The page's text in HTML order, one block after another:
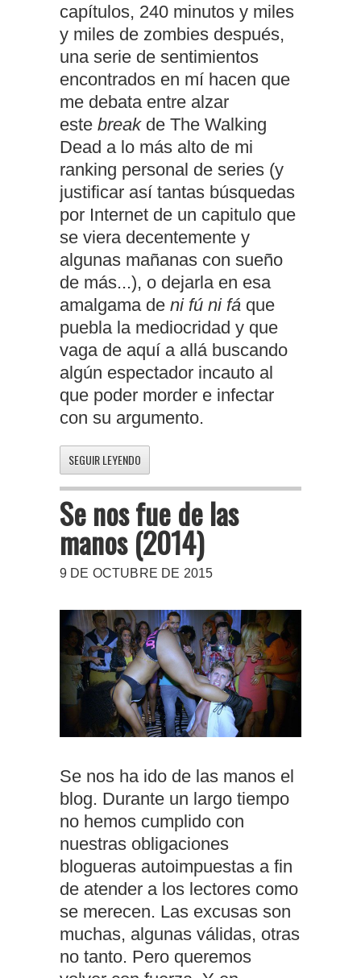
capítulos, 240 minutos y miles
y miles de zombies después,
una serie de sentimientos
encontrados en mí hacen que
me debata entre alzar
este breakde The Walking
Dead a lo más alto de mi
ranking personal de series (y
justificar así tantas búsquedas
por Internet de un capitulo que
se viera decentemente y
algunas mañanas con sueño
de más...), o dejarla en esa
amalgama de ni fú ni fá que
puebla la mediocridad y que
vaga de aquí a allá buscando
algún espectador incauto al
que poder morder e infectar
con su argumento.
SEGUIR LEYENDO
Se nos fue de las
manos (2014)
9 DE OCTUBRE DE 2015
Se nos ha ido de las manos el
blog. Durante un largo tiempo
no hemos cumplido con
nuestras obligaciones
blogueras autoimpuestas a fin
de atender a los lectores como
se merecen. Las excusas son
muchas, algunas válidas, otras
no tanto. Pero queremos